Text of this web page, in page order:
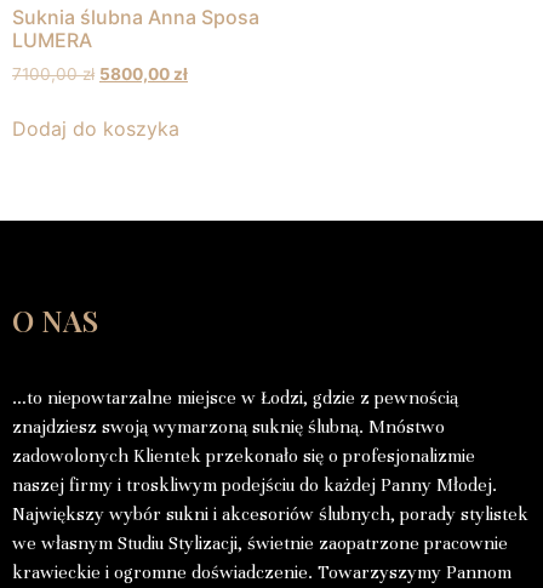
Suknia ślubna Anna Sposa
LUMERA
7100,00zł 5800,00zł
Dodaj do koszyka
O NAS
…to niepowtarzalne miejsce w Łodzi, gdzie z pewnością
znajdziesz swoją wymarzoną suknię ślubną. Mnóstwo
zadowolonych Klientek przekonało się o profesjonalizmie
naszej firmy i troskliwym podejściu do każdej Panny Młodej.
Największy wybór sukni i akcesoriów ślubnych, porady stylistek
we własnym Studiu Stylizacji, świetnie zaopatrzone pracownie
krawieckie i ogromne doświadczenie. Towarzyszymy Pannom